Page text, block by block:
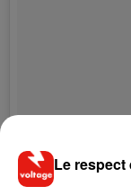
Une publication
Le